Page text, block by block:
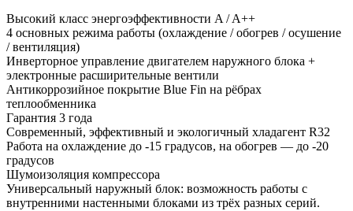
Высокий класс энергоэффективности A / A++
4 основных режима работы (охлаждение / обогрев / осушение
/ вентиляция)
Инверторное управление двигателем наружного блока +
электронные расширительные вентили
Антикоррозийное покрытие Blue Fin на рёбрах
теплообменника
Гарантия 3 года
Современный, эффективный и экологичный хладагент R32
Работа на охлаждение до -15 градусов, на обогрев — до -20
градусов
Шумоизоляция компрессора
Универсальный наружный блок: возможность работы с
внутренними настенными блоками из трёх разных серий.